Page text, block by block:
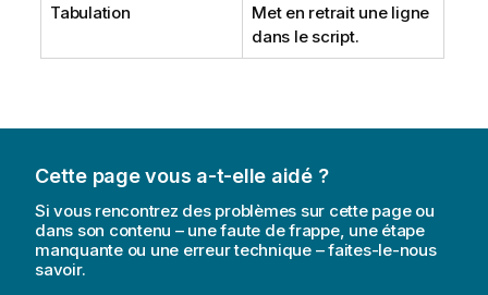
Tabulation
Met en retrait une ligne
dans le script.
Cette page vous a-t-elle aidé ?
Si vous rencontrez des problèmes sur cette page ou
dans son contenu – une faute de frappe, une étape
manquante ou une erreur technique – faites-le-nous
savoir.